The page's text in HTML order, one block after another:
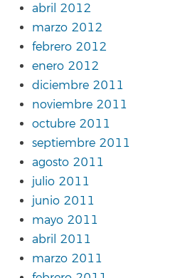
abril 2012
marzo 2012
febrero 2012
enero 2012
diciembre 2011
noviembre 2011
octubre 2011
septiembre 2011
agosto 2011
julio 2011
junio 2011
mayo 2011
abril 2011
marzo 2011